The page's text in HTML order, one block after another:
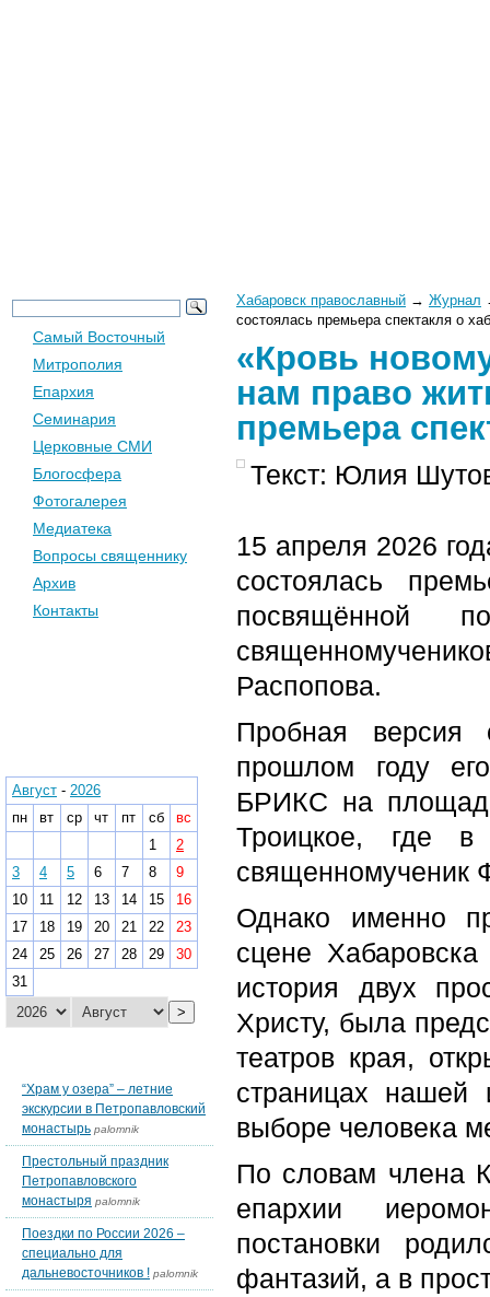
Хабаровск православный → Журнал
состоялась премьера спектакля о
«Кровь
нам право
премьера
Текст: Юлия
15 апреля 2026
состоялась
посвящённой
Распопова.
Пробная
прошлом году
БРИКС на
Троицкое, где в
священномученик
Однако именно
сцене
история двух
Христу, была
театров края,
страницах нашей
выборе человека
По словам члена
епархии
постановки
фантазий, а в
Самый Восточный
Митрополия
Епархия
Семинария
Церковные СМИ
Блогосфера
Фотогалерея
Медиатека
Вопросы священнику
Архив
Контакты
Август - 2026
пн
вт ср чт пт сб
вс
1
2
3
4 5 6 7 8
9
10
11 12 13 14 15
16
17
18 19 20 21 22
23
24
25 26 27 28 29
30
31
>
“Храм у озера” – летние
экскурсии в Петропавловский
монастырь palomnik
Престольный праздник
Петропавловского
монастыря palomnik
Поездки по России 2026 –
специально для
дальневосточников ! palomnik